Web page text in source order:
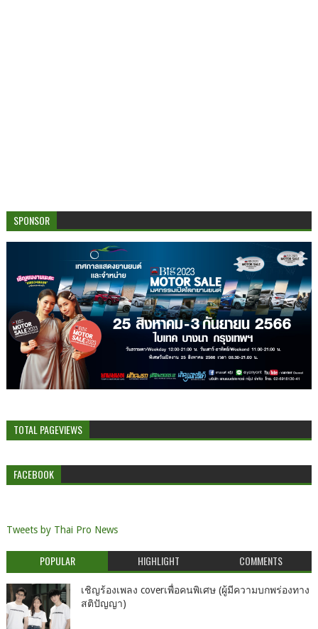
SPONSOR
TOTAL PAGEVIEWS
FACEBOOK
Tweets by Thai Pro News
POPULAR HIGHLIGHT COMMENTS
เชิญร้องเพลง coverเพื่อคนพิเศษ (ผู้มีความบกพร่องทาง
สติปัญญา)